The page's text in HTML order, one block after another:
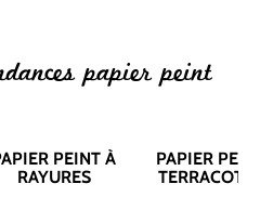
papier peint
PEINT À
RAYURES
PAPIER